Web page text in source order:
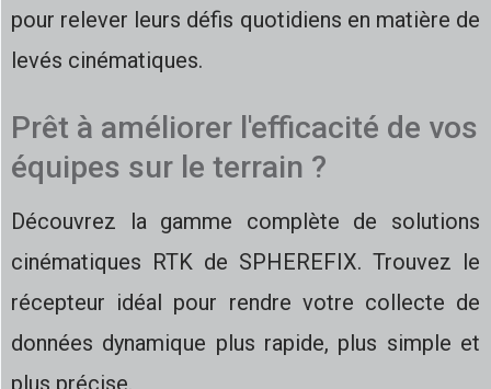
pour relever leurs défis quotidiens en matière de
levés cinématiques.
Prêt à améliorer l'efficacité de vos
équipes sur le terrain ?
Découvrez la gamme complète de solutions
cinématiques RTK de SPHEREFIX. Trouvez le
récepteur idéal pour rendre votre collecte de
données dynamique plus rapide, plus simple et